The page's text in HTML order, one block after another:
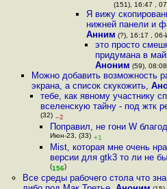
(151), 16:47 ,
Я вижу
нижней панели и
Анним (?), 16:17 ,
это просто
придумана в
Аноним (59),
Можно добавить возможность
экрана, а список скукожить,
тебе, как явному участнику
вселенскую тайну - под жтк
(32) –2
Поправил, не гони W
Июн-23, (33) +1
Mist, которая мне очень
версии для gtk3 то ли не
(156)
Все среды рабочего стола что